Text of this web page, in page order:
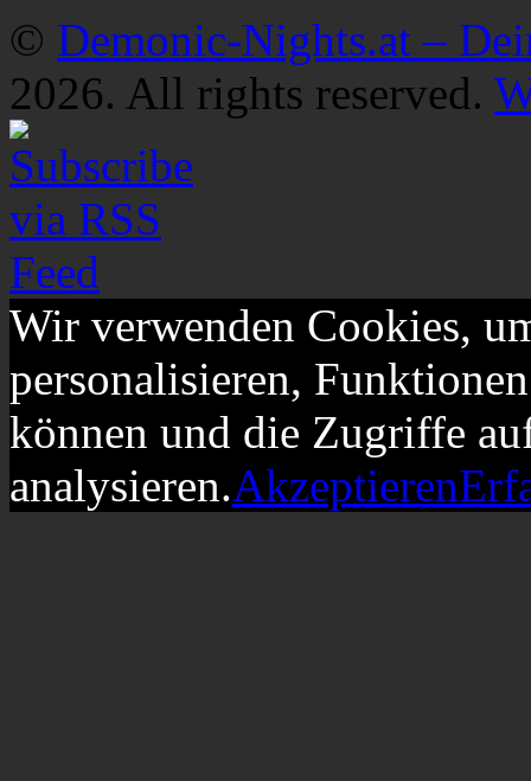
© Demonic-Nights.at –
2026. All rights reserved.
Wir verwenden Cookies,
personalisieren,
können und die Zugriffe
analysieren.Akzeptieren